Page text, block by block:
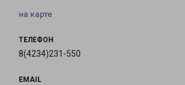
на карте
ТЕЛЕФОН
8(4234)231-550
EMAIL